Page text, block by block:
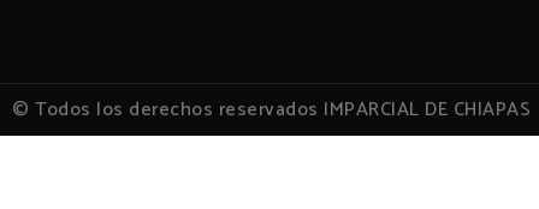
© Todos los derechos reservados IMPARCIAL DE CHIAPAS